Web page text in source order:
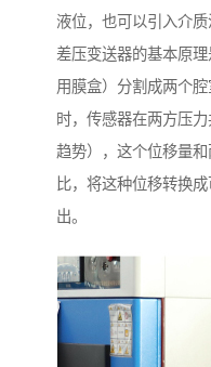
液位，也可以引入介质
差压变送器的基本原
用膜盒）分割成两个
时，传感器在两方压
趋势），这个位移量
比，将这种位移转换
出。